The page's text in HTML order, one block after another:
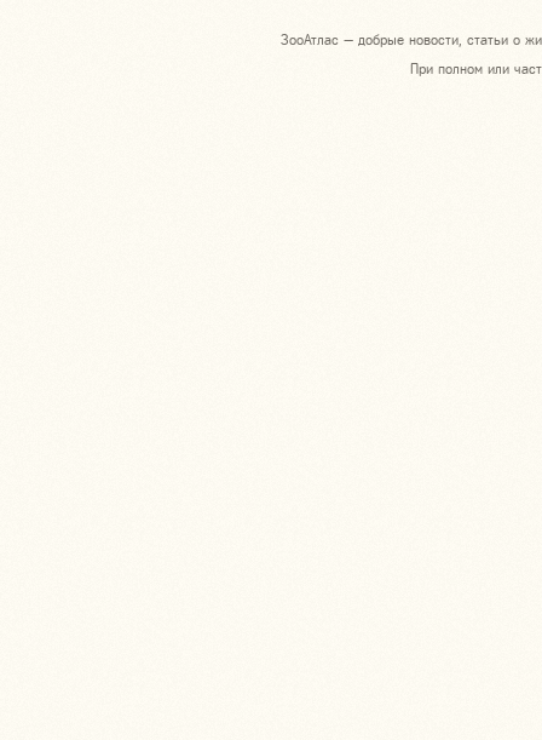
ЗооАтлас — добрые новости, статьи о
При полном или